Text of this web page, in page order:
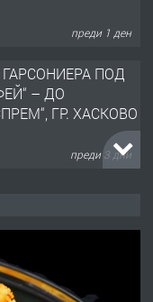
преди 1 ден
ПОД
– ДО
ГР. ХАСКОВО
преди 3 дни
НА ГР.